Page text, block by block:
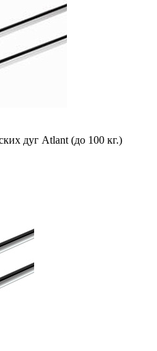
дуг Atlant (до 100 кг.)